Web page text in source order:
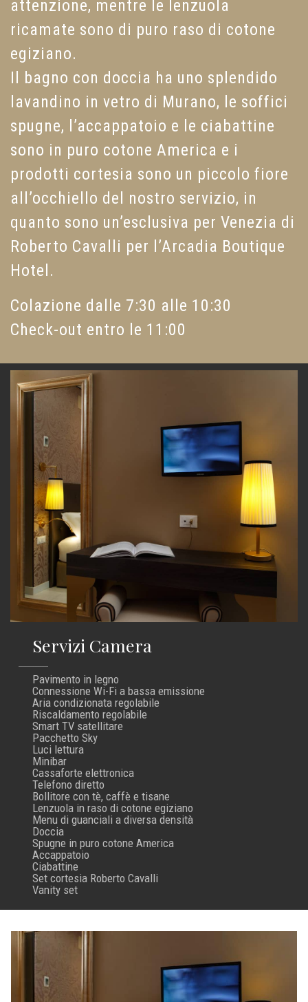
attenzione, mentre le lenzuola
ricamate sono di puro raso di cotone
egiziano.
Il bagno con doccia ha uno splendido
lavandino in vetro di Murano, le soffici
spugne, l’accappatoio e le ciabattine
sono in puro cotone America e i
prodotti cortesia sono un piccolo fiore
all’occhiello del nostro servizio, in
quanto sono un’esclusiva per Venezia di
Roberto Cavalli per l’Arcadia Boutique
Hotel.
Colazione dalle 7:30 alle 10:30
Check-out entro le 11:00
Servizi Camera
Pavimento in legno
Connessione Wi-Fi a bassa emissione
Aria condizionata regolabile
Riscaldamento regolabile
Smart TV satellitare
Pacchetto Sky
Luci lettura
Minibar
Cassaforte elettronica
Telefono diretto
Bollitore con tè, caffè e tisane
Lenzuola in raso di cotone egiziano
Menu di guanciali a diversa densità
Doccia
Spugne in puro cotone America
Accappatoio
Ciabattine
Set cortesia Roberto Cavalli
Vanity set